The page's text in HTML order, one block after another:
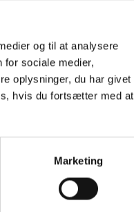
og til at analysere
for sociale medier,
oplysninger, du har givet
hvis du fortsætter med at
Marketing